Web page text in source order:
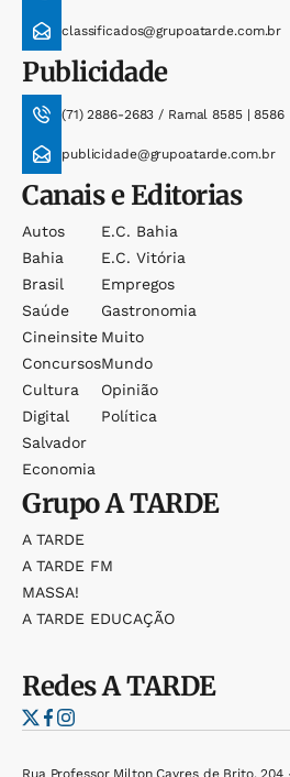
classificados@grupoatarde.com.br
Publicidade
(71) 2886-2683 / Ramal 8585 | 8586
publicidade@grupoatarde.com.br
Canais e Editorias
Autos
Bahia
Brasil
Saúde
Cineinsite
Concursos
Cultura
Digital
Salvador
Economia
E.c. Bahia
E.c. Vitória
Empregos
Gastronomia
Muito
Mundo
Opinião
Política
GrupoA TARDE
A TARDE
A TARDE FM
MASSA!
A TARDE EDUCAÇÃO
RedesA TARDE
Rua Professor Milton Cayres de Brito, 204